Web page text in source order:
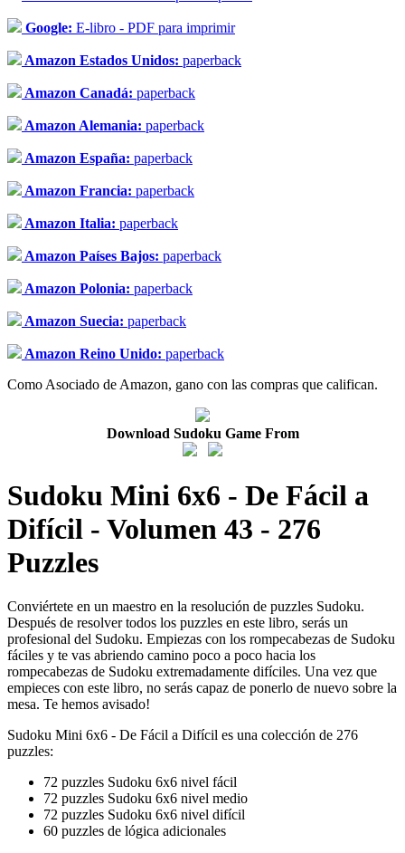
Google: E-libro - PDF para imprimir
Amazon Estados Unidos: paperback
Amazon Canadá: paperback
Amazon Alemania: paperback
Amazon España: paperback
Amazon Francia: paperback
Amazon Italia: paperback
Amazon Países Bajos: paperback
Amazon Polonia: paperback
Amazon Suecia: paperback
Amazon Reino Unido: paperback
Como Asociado de Amazon, gano con las compras que califican.
Download Sudoku Game From
Sudoku Mini 6x6 - De Fácil a
Difícil - Volumen 43 - 276
Puzzles
Conviértete en un maestro en la resolución de puzzles Sudoku.
Después de resolver todos los puzzles en este libro, serás un
profesional del Sudoku. Empiezas con los rompecabezas de Sudoku
fáciles y te vas abriendo camino poco a poco hacia los
rompecabezas de Sudoku extremadamente difíciles. Una vez que
empieces con este libro, no serás capaz de ponerlo de nuevo sobre la
mesa. Te hemos avisado!
Sudoku Mini 6x6 - De Fácil a Difícil es una colección de 276
puzzles:
72 puzzles Sudoku 6x6 nivel fácil
72 puzzles Sudoku 6x6 nivel medio
72 puzzles Sudoku 6x6 nivel difícil
60 puzzles de lógica adicionales